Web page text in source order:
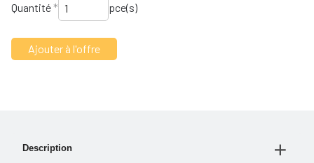
Quantité* pce(s)
Description